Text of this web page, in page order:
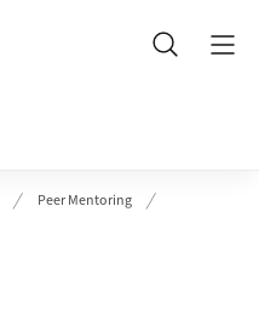
Suche
Peer Mentoring